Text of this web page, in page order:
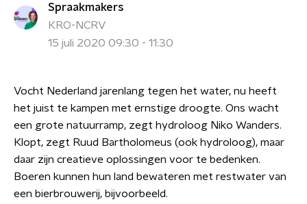
Spraakmakers
KRO-NCRV
15 juli 2020 09:30 - 11:30
Vocht Nederland jarenlang tegen het water, nu heeft
het juist te kampen met ernstige droogte. Ons wacht
een grote natuurramp, zegt hydroloog Niko Wanders.
Klopt, zegt Ruud Bartholomeus (ook hydroloog), maar
daar zijn creatieve oplossingen voor te bedenken.
Boeren kunnen hun land bewateren met restwater van
een bierbrouwerij, bijvoorbeeld.